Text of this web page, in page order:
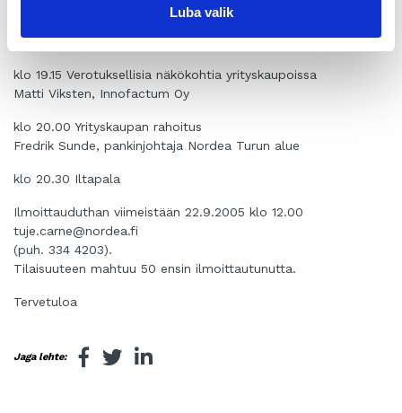
Luba valik
Juha Rantanen, toimitusjohtaja, Suomen Yrityskaupat
klo 19.00 Kahvitauko
klo 19.15 Verotuksellisia näkökohtia yrityskaupoissa
Matti Viksten, Innofactum Oy
klo 20.00 Yrityskaupan rahoitus
Fredrik Sunde, pankinjohtaja Nordea Turun alue
klo 20.30 Iltapala
Ilmoittauduthan viimeistään 22.9.2005 klo 12.00
tuje.carne@nordea.fi
(puh. 334 4203).
Tilaisuuteen mahtuu 50 ensin ilmoittautunutta.
Tervetuloa
Jaga lehte: